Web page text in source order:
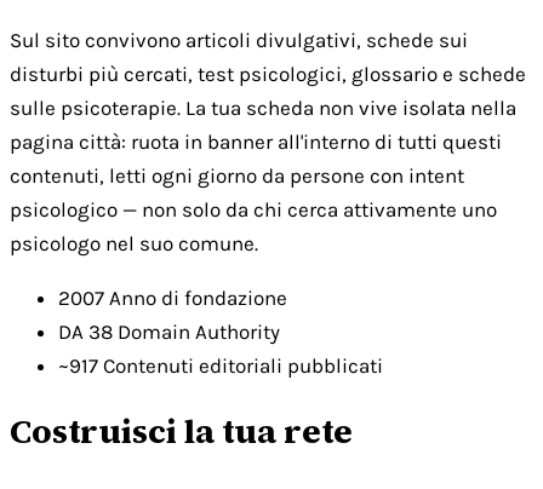
Sul sito convivono articoli divulgativi, schede sui
disturbi più cercati, test psicologici, glossario e schede
sulle psicoterapie. La tua scheda non vive isolata nella
pagina città: ruota in banner all'interno di tutti questi
contenuti, letti ogni giorno da persone con intent
psicologico — non solo da chi cerca attivamente uno
psicologo nel suo comune.
2007 Anno di fondazione
DA 38 Domain Authority
~917 Contenuti editoriali pubblicati
Costruisci la tua rete